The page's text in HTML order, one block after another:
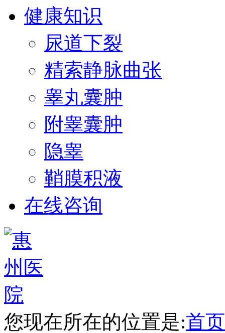
健康知识
尿道下裂
精索静脉曲张
睾丸囊肿
附睾囊肿
隐睾
鞘膜积液
在线咨询
您现在所在的位置是:首页